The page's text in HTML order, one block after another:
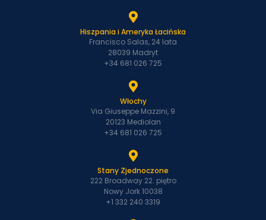
Hiszpania i Ameryka Łacińska
Francisco Salas, 24 lata
28039 Madryt
+34 681 026 725
Włochy
Via Giuseppe Mazzini, 9
20123 Mediolan
+34 681 026 725
Stany Zjednoczone
222 Broadway 22. piętro
Nowy Jork 10038
+1 332 240 3319